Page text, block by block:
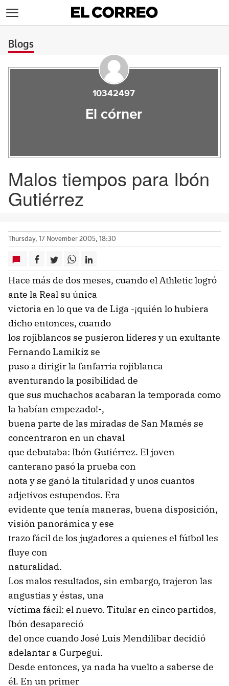
Blogs
10342497
El córner
Malos tiempos para Ibón
Gutiérrez
Thursday, 17 November 2005, 18:30
Hace más de dos meses, cuando el Athletic logró
ante la Real su única
victoria en lo que va de Liga -¡quién lo hubiera
dicho entonces, cuando
los rojiblancos se pusieron líderes y un exultante
Fernando Lamikiz se
puso a dirigir la fanfarria rojiblanca
aventurando la posibilidad de
que sus muchachos acabaran la temporada como
la habían empezado!-,
buena parte de las miradas de San Mamés se
concentraron en un chaval
que debutaba: Ibón Gutiérrez. El joven
canterano pasó la prueba con
nota y se ganó la titularidad y unos cuantos
adjetivos estupendos. Era
evidente que tenía maneras, buena disposición,
visión panorámica y ese
trazo fácil de los jugadores a quienes el fútbol les
fluye con
naturalidad.
Los malos resultados, sin embargo, trajeron las
angustias y éstas, una
víctima fácil: el nuevo. Titular en cinco partidos,
Ibón desapareció
del once cuando José Luis Mendilibar decidió
adelantar a Gurpegui.
Desde entonces, ya nada ha vuelto a saberse de
él. En un primer